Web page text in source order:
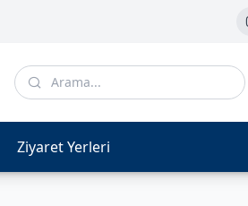
Ziyaret Yerleri